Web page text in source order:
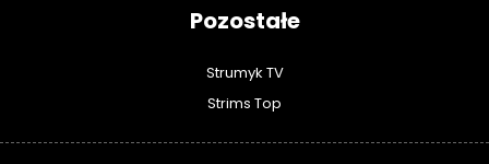
Pozostałe
Strumyk TV
Strims Top